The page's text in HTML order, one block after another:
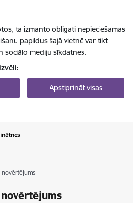
tā izmanto obligāti nepieciešamās
papildus šajā vietnē var tikt
sociālo mediju sīkdatnes.
Apstiprināt visas
novērtējums